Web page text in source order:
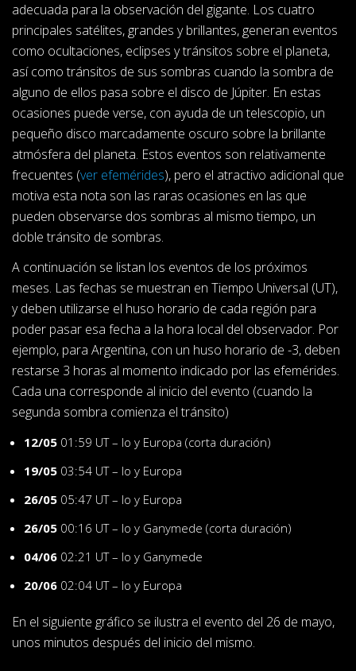
adecuada para la observación del gigante. Los cuatro
principales satélites, grandes y brillantes, generan eventos
como ocultaciones, eclipses y tránsitos sobre el planeta,
así como tránsitos de sus sombras cuando la sombra de
alguno de ellos pasa sobre el disco de Júpiter. En estas
ocasiones puede verse, con ayuda de un telescopio, un
pequeño disco marcadamente oscuro sobre la brillante
atmósfera del planeta. Estos eventos son relativamente
frecuentes (ver efemérides), pero el atractivo adicional que
motiva esta nota son las raras ocasiones en las que
pueden observarse dos sombras al mismo tiempo, un
doble tránsito de sombras.
A continuación se listan los eventos de los próximos
meses. Las fechas se muestran en Tiempo Universal (UT),
y deben utilizarse el huso horario de cada región para
poder pasar esa fecha a la hora local del observador. Por
ejemplo, para Argentina, con un huso horario de -3, deben
restarse 3 horas al momento indicado por las efemérides.
Cada una corresponde al inicio del evento (cuando la
segunda sombra comienza el tránsito)
12/05 01:59 UT – Io y Europa (corta duración)
19/05 03:54 UT – Io y Europa
26/05 05:47 UT – Io y Europa
26/05 00:16 UT – Io y Ganymede (corta duración)
04/06 02:21 UT – Io y Ganymede
20/06 02:04 UT – Io y Europa
En el siguiente gráfico se ilustra el evento del 26 de mayo,
unos minutos después del inicio del mismo.